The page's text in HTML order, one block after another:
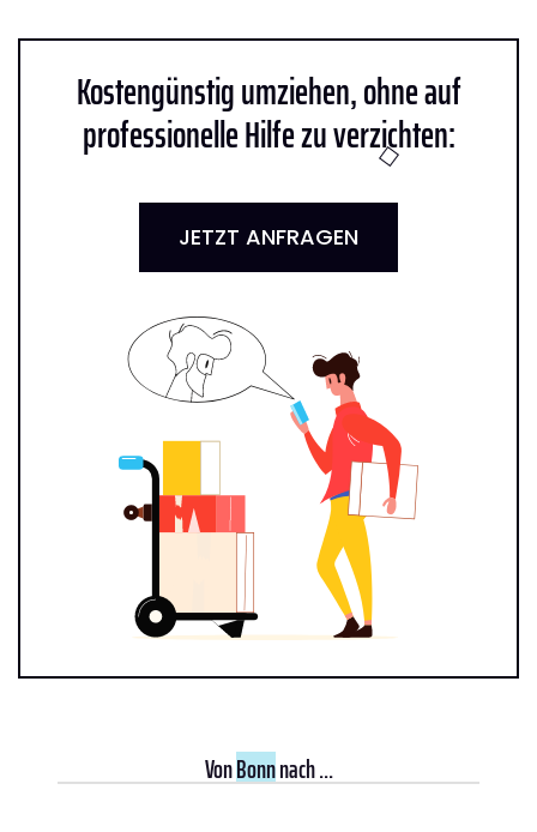
Kostengünstig umziehen, ohne auf
professionelle Hilfe zu verzichten:
JETZT ANFRAGEN
VonBonnnach ...